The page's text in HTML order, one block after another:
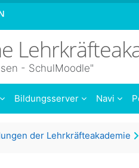
- SchulMoodle"
Bildungsserver Navi
der Lehrkräfteakademie